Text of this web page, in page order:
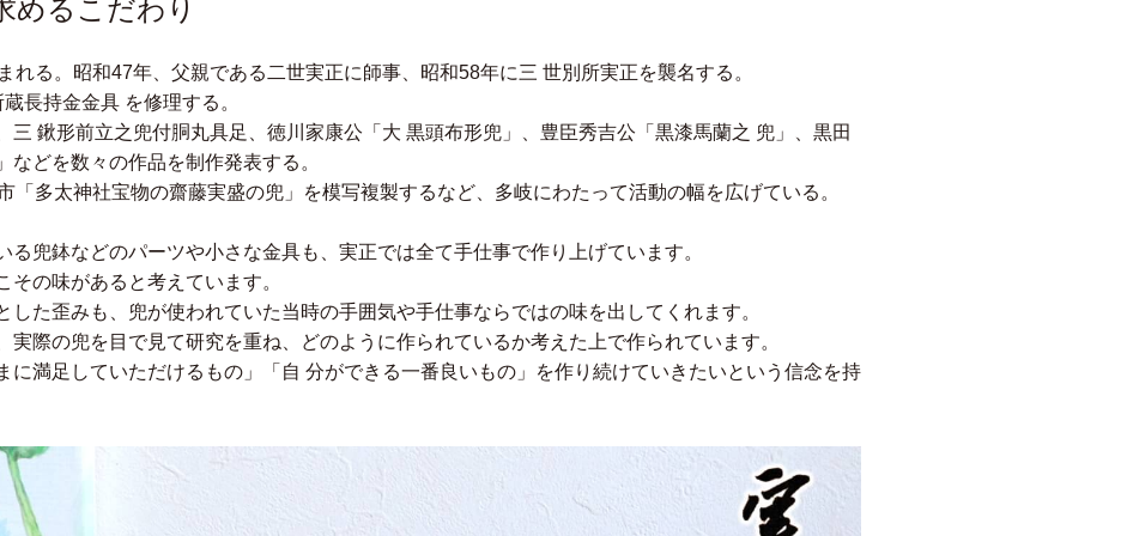
めるこだわり
れる。昭和47年、父親である二世実正に師事、昭和58年に三 世別所実正を襲名する。
長持金金具 を修理する。
三 鍬形前立之兜付胴丸具足、徳川家康公「大 黒頭布形兜」、豊臣秀吉公「黒漆馬蘭之 兜」、黒田
などを数々の作品を制作発表する。
「多太神社宝物の齋藤実盛の兜」を模写複製するなど、多岐にわたって活動の幅を広げている。
る兜鉢などのパーツや小さな金具も、実正では全て手仕事で作り上げています。
の味があると考えています。
した歪みも、兜が使われていた当時の手囲気や手仕事ならではの味を出してくれます。
実際の兜を目で見て研究を重ね、どのように作られているか考えた上で作られています。
に満足していただけるもの」「自 分ができる一番良いもの」を作り続けていきたいという信念を持